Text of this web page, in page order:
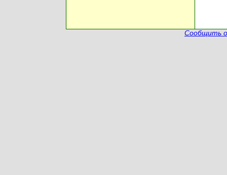
Сообщить о